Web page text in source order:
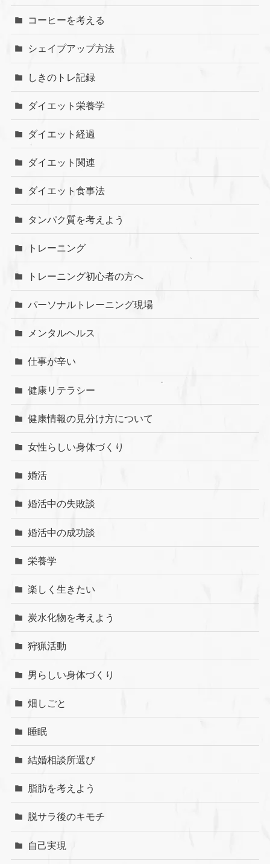
コーヒーを考える
シェイプアップ方法
しきのトレ記録
ダイエット栄養学
ダイエット経過
ダイエット関連
ダイエット食事法
タンパク質を考えよう
トレーニング
トレーニング初心者の方へ
パーソナルトレーニング現場
メンタルヘルス
仕事が辛い
健康リテラシー
健康情報の見分け方について
女性らしい身体づくり
婚活
婚活中の失敗談
婚活中の成功談
栄養学
楽しく生きたい
炭水化物を考えよう
狩猟活動
男らしい身体づくり
畑しごと
睡眠
結婚相談所選び
脂肪を考えよう
脱サラ後のキモチ
自己実現